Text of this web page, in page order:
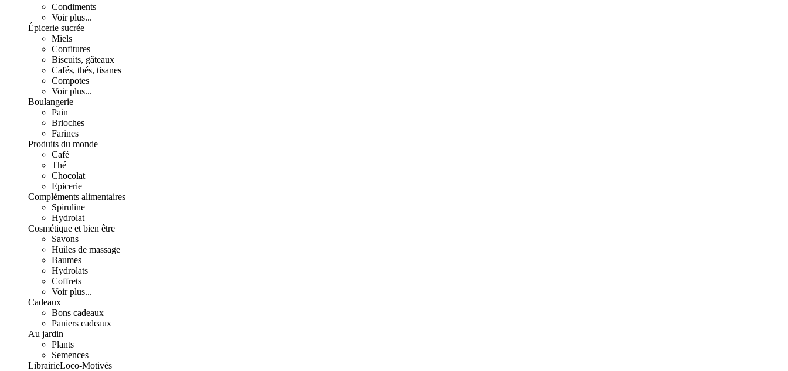
Condiments
Voir plus...
Épicerie sucrée
Miels
Confitures
Biscuits, gâteaux
Cafés, thés, tisanes
Compotes
Voir plus...
Boulangerie
Pain
Brioches
Farines
Produits du monde
Café
Thé
Chocolat
Epicerie
Compléments alimentaires
Spiruline
Hydrolat
Cosmétique et bien être
Savons
Huiles de massage
Baumes
Hydrolats
Coffrets
Voir plus...
Cadeaux
Bons cadeaux
Paniers cadeaux
Au jardin
Plants
Semences
LibrairieLoco-Motivés